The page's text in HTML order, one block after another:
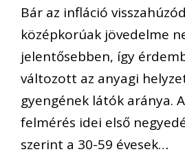
Bár az infláció
középkorúak jövedelme
jelentősebben, így
változott az anyagi
gyengének látók aránya.
felmérés idei első
szerint a 30-59 évesek…